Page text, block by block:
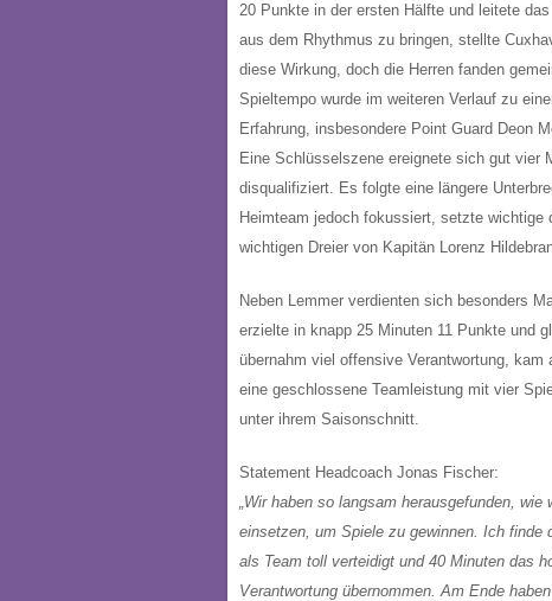
20 Punkte in der ersten Hälfte und leitete
aus dem Rhythmus zu bringen, stellte
diese Wirkung, doch die Herren fanden
Spieltempo wurde im weiteren Verlauf zu
Erfahrung, insbesondere Point Guard Deon
Eine Schlüsselszene ereignete sich gut vier
disqualifiziert. Es folgte eine längere
Heimteam jedoch fokussiert, setzte
wichtigen Dreier von Kapitän Lorenz
Neben Lemmer verdienten sich besonders
erzielte in knapp 25 Minuten 11 Punkte und
übernahm viel offensive Verantwortung,
eine geschlossene Teamleistung mit vier
unter ihrem Saisonschnitt.
Statement Headcoach Jonas Fischer:
„Wir haben so langsam herausgefunden,
einsetzen, um Spiele zu gewinnen. Ich finde
als Team toll verteidigt und 40 Minuten das
Verantwortung übernommen. Am Ende